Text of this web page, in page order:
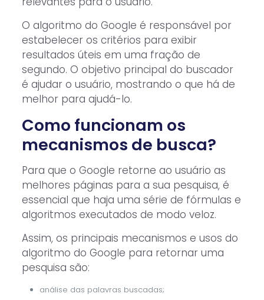
O algoritmo do Google é responsável por
estabelecer os critérios para exibir
resultados úteis em uma fração de
segundo. O objetivo principal do buscador
é ajudar o usuário, mostrando o que há de
melhor para ajudá-lo.
Como funcionam os
mecanismos de busca?
Para que o Google retorne ao usuário as
melhores páginas para a sua pesquisa, é
essencial que haja uma série de fórmulas e
algoritmos executados de modo veloz.
Assim, os principais mecanismos e usos do
algoritmo do Google para retornar uma
pesquisa são:
análise das palavras buscadas;